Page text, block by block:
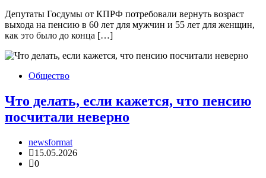
Депутаты Госдумы от КПРФ потребовали вернуть возраст
выхода на пенсию в 60 лет для мужчин и 55 лет для женщин,
как это было до конца […]
Общество
Что делать, если кажется, что пенсию
посчитали неверно
newsformat
15.05.2026
0